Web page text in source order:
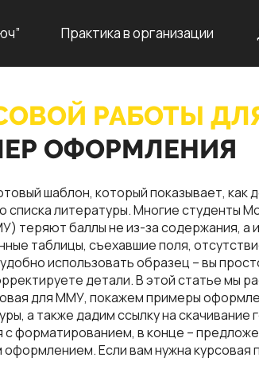
РАБОТЫ
ОФОРМЛЕНИЯ
Практика в организации
шаблон, который показывает, как
списка литературы. Многие студенты
теряют баллы не из-за содержания, а
таблицы, съехавшие поля,
использовать образец – вы
детали. В этой статье мы
для ММУ, покажем примеры
а также дадим ссылку на скачивание
с форматированием, в конце –
Если вам нужна курсовая